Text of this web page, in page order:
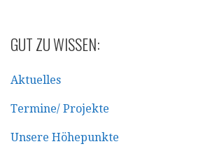
GUT ZU WISSEN:
Aktuelles
Termine/ Projekte
Unsere Höhepunkte